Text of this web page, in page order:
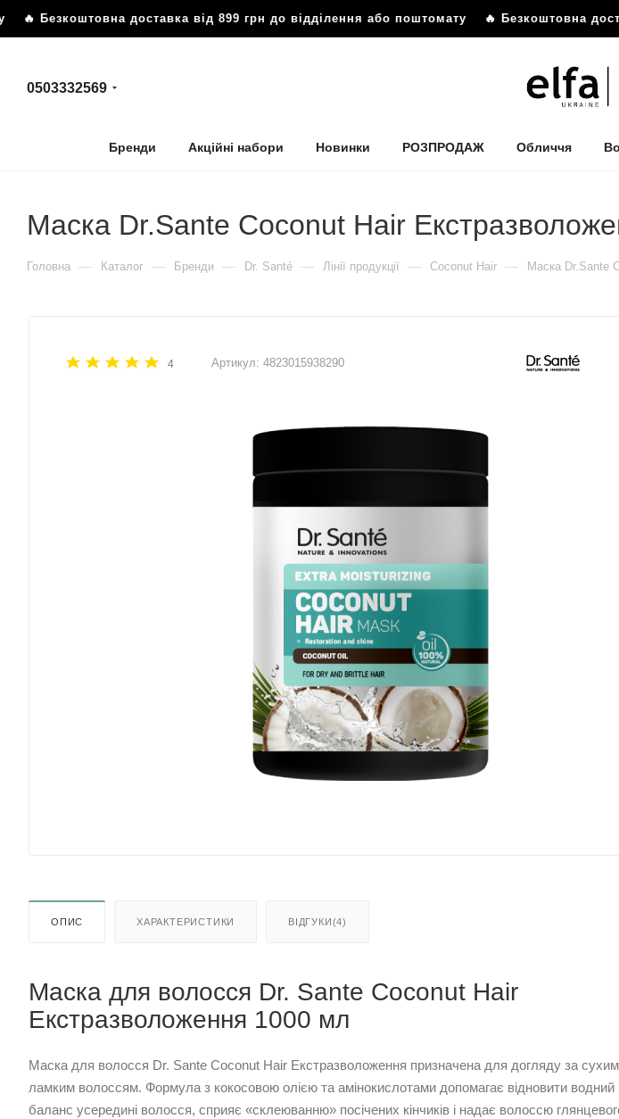
доставка від 899 грн до відділення або поштомату🔥 Безкоштовна доставка
0503332569
Бренди Акційні набори Новинки РОЗПРОДАЖ Обличчя
Маска Dr.Sante Coconut Hair
Головна — Каталог — Бренди — Dr. Santé — Лінії продукції — Coconut Hair — Маска Dr.Sante
4 Артикул: 4823015938290
ОПИС ХАРАКТЕРИСТИКИ ВІДГУКИ(4)
Маска для волосся Dr. Sante Coconut Hair
Екстразволоження 1000 мл
Маска для волосся Dr. Sante Coconut Hair Екстразволоження призначена для догляду за сухим
ламким волоссям. Формула з кокосовою олією та амінокислотами допомагає відновити водний
баланс усередині волосся, сприяє «склеюванню» посічених кінчиків і надає волоссю